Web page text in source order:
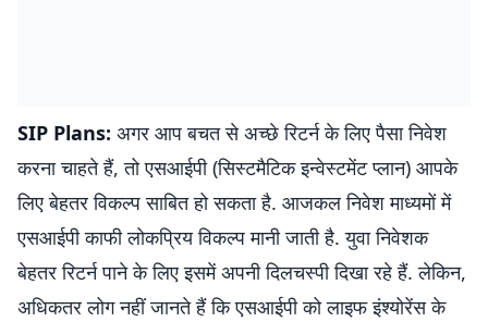
SIP Plans: अगर आप बचत से अच्छे रिटर्न के लिए पैसा निवेश
करना चाहते हैं, तो एसआईपी (सिस्टमैटिक इन्वेस्टमेंट प्लान) आपके
लिए बेहतर विकल्प साबित हो सकता है. आजकल निवेश माध्यमों में
एसआईपी काफी लोकप्रिय विकल्प मानी जाती है. युवा निवेशक
बेहतर रिटर्न पाने के लिए इसमें अपनी दिलचस्पी दिखा रहे हैं. लेकिन,
अधिकतर लोग नहीं जानते हैं कि एसआईपी को लाइफ इंश्योरेंस के